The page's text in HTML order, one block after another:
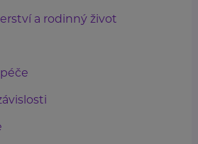
a rodinný život